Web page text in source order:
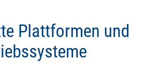
Plattformen und